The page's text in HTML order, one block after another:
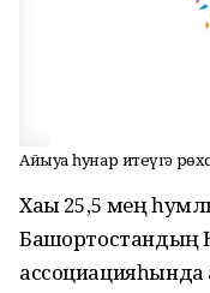
Айыуға һунар итеүгә
Хаҡы 25,5 мең
Башҡортостандың